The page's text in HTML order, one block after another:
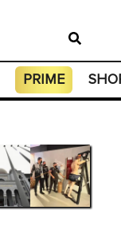
PRIME